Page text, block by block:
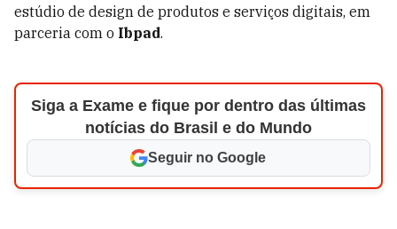
estúdio de design de produtos e serviços digitais, em
parceria com o Ibpad.
Siga a Exame e fique por dentro das últimas
notícias do Brasil e do Mundo
Seguir no Google